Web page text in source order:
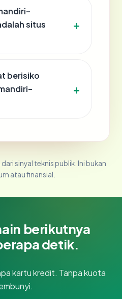
situs
berisiko
sinyal teknis publik. Ini bukan
atau finansial.
berikutnya
detik.
kartu kredit. Tanpa kuota